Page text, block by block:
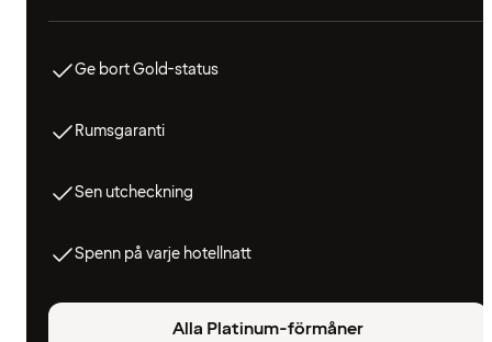
Ge bort Gold-status
Rumsgaranti
Sen utcheckning
Spenn på varje hotellnatt
Alla Platinum-förmåner